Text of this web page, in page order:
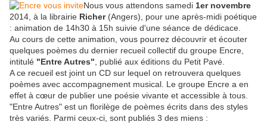
Nous vous attendons samedi 1er novembre
2014, à la librairie Richer(Angers), pour une après-midi poétique
: animation de 14h30 à 15h suivie d'une séance de dédicace.
Au cours de cette animation, vous pourrez découvrir et écouter
quelques poèmes du dernier recueil collectif du groupe Encre,
intitulé "Entre Autres" , publié aux éditions du Petit Pavé.
A ce recueil est joint un CD sur lequel on retrouvera quelques
poèmes avec accompagnement musical. Le groupe Encre a en
effet à cœur de publier une poésie vivante et accessible à tous.
"Entre Autres" est un florilège de poèmes écrits dans des styles
très variés. Parmi ceux-ci, sont publiés 3 des miens :